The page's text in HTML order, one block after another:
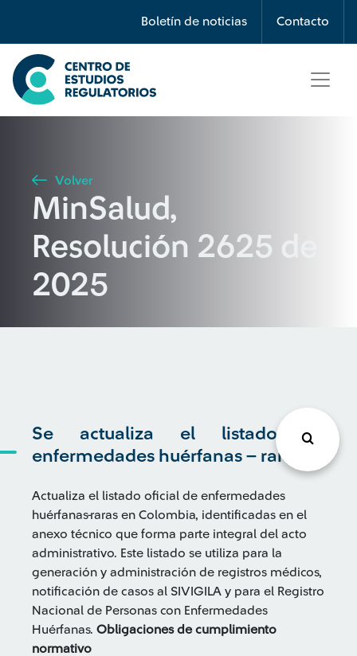
Boletín de noticias Contacto
Búsqueda
Seleccione país
Buscar
Volver
MinSalud,
Resolución 2625 de
2025
Se actualiza el listado de
enfermedades huérfanas – raras
Actualiza el listado oficial de enfermedades
huérfanas-raras en Colombia, identificadas en el
anexo técnico que forma parte integral del acto
administrativo. Este listado se utiliza para la
generación y administración de registros médicos,
notificación de casos al SIVIGILA y para el Registro
Nacional de Personas con Enfermedades
Huérfanas. Obligaciones de cumplimiento
normativo